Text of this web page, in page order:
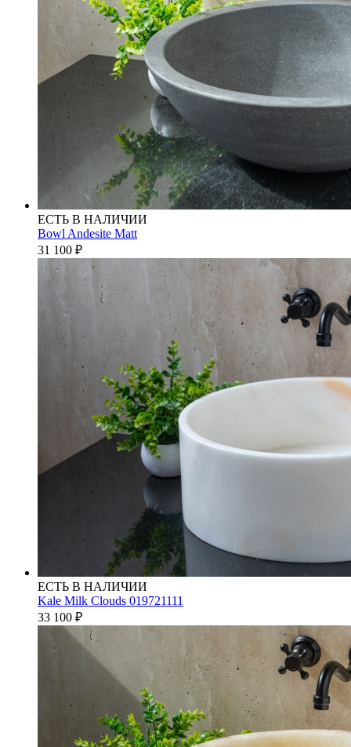
ЕСТЬ В НАЛИЧИИ
Bowl Andesite Matt
31 100 ₽
ЕСТЬ В НАЛИЧИИ
Kale Milk Clouds 019721111
33 100 ₽